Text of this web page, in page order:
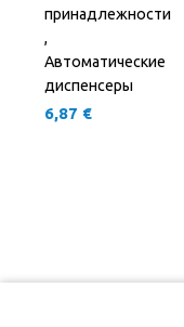
принадлежности
,
Автоматические
диспенсеры
6,87 €